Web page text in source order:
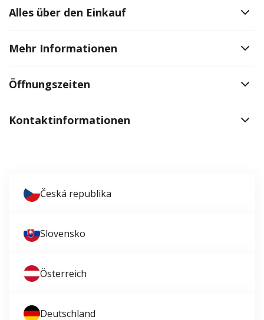
Alles über den Einkauf
Mehr Informationen
Öffnungszeiten
Kontaktinformationen
Česká republika
Slovensko
Österreich
Deutschland